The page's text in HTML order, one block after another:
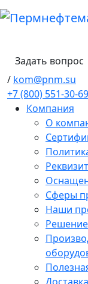
Задать вопрос
/ kom@pnm.su
+7 (800) 551-30-69
Компания
О
Сферы
Наши